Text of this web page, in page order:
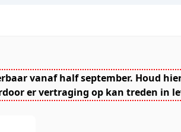
vanaf half september. Houd
er vertraging op kan treden in